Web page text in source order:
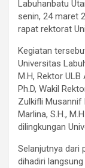
Labuhanbatu
senin, 24 maret
rapat rektorat
Kegiatan
Universitas
M.H, Rektor
Ph.D, Wakil
Zulkifli Musannif
Marlina, S.H.,
dilingkungan
Selanjutnya dari
dihadiri